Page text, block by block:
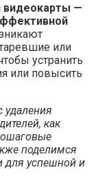
видеокарты —
или
устранить
или повысить
удаления
как
поделимся
для успешной и